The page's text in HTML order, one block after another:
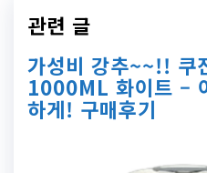
관련 글
가성비 강추~~!! 쿠
1000ML 화이트 –
하게! 구매후기